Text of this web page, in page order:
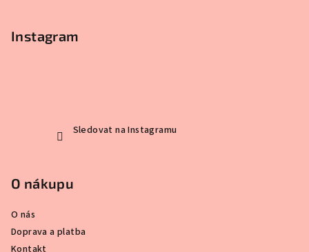
Instagram
Sledovat na Instagramu
O nákupu
O nás
Doprava a platba
Kontakt